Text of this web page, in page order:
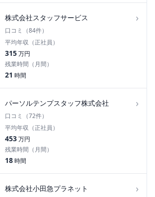
株式会社スタッフサービス ›
口コミ（84件）
平均年収（正社員）
315万円
残業時間（月間）
21 時間
パーソルテンプスタッフ株式会社 ›
口コミ（72件）
平均年収（正社員）
453万円
残業時間（月間）
18時間
株式会社小田急プラネット ›